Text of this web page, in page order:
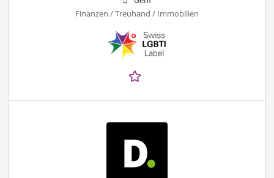
Finanzen / Treuhand / Immobilien